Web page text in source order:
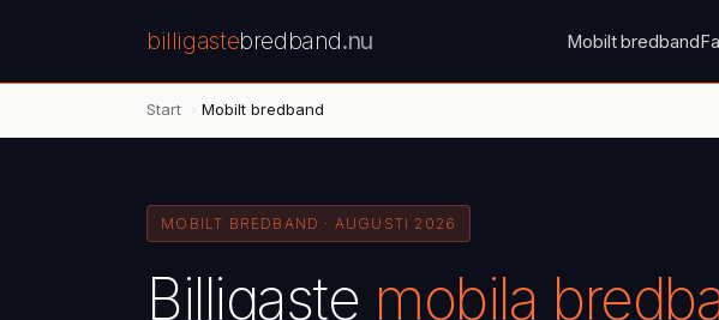
billigastebredband.nu Mobilt bredband
Start Mobilt bredband
MOBILT BREDBAND · AUGUSTI 2026
Billigaste mobila